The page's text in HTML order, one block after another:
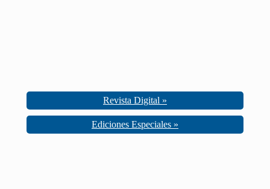
Revista Digital »
Ediciones Especiales »